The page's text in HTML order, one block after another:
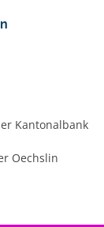
Kantonalbank
Oechslin